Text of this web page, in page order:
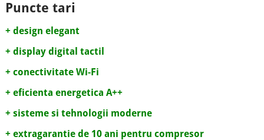
Puncte tari
+ design elegant
+ display digital tactil
+ conectivitate Wi-Fi
+ eficienta energetica A++
+ sisteme si tehnologii moderne
+ extragarantie de 10 ani pentru compresor